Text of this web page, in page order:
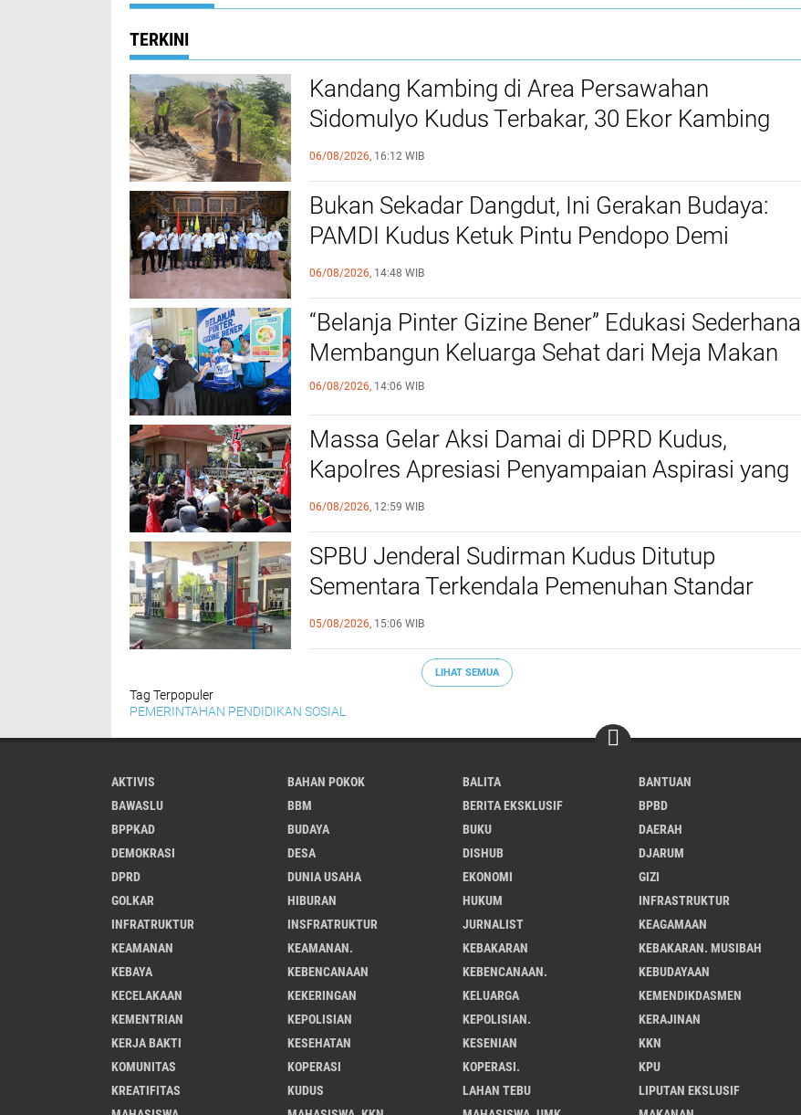
TERKINI
Kandang Kambing di Area Persawahan
Sidomulyo Kudus Terbakar, 30 Ekor Kambing
Mati
06/08/2026, 16:12 WIB
Bukan Sekadar Dangdut, Ini Gerakan Budaya:
PAMDI Kudus Ketuk Pintu Pendopo Demi
Seniman dan PAD Daerah
06/08/2026, 14:48 WIB
“Belanja Pinter Gizine Bener” Edukasi Sederhana
Membangun Keluarga Sehat dari Meja Makan
06/08/2026, 14:06 WIB
Massa Gelar Aksi Damai di DPRD Kudus,
Kapolres Apresiasi Penyampaian Aspirasi yang
Tertib
06/08/2026, 12:59 WIB
SPBU Jenderal Sudirman Kudus Ditutup
Sementara Terkendala Pemenuhan Standar
Program Pasti Pas
05/08/2026, 15:06 WIB
LIHAT SEMUA
Tag Terpopuler
PEMERINTAHAN PENDIDIKAN SOSIAL
AKTIVIS BAHAN POKOK BALITA
BANTUAN
BAWASLU
BBM BERITA EKSKLUSIF
BPBD
BPPKAD
BUDAYA BUKU
DAERAH
DEMOKRASI
DESA DISHUB
DJARUM
DPRD
DUNIA USAHA EKONOMI
GIZI
GOLKAR
HIBURAN HUKUM
INFRASTRUKTUR
INFRATRUKTUR
INSFRATRUKTUR JURNALIST
KEAGAMAAN
KEAMANAN
KEAMANAN. KEBAKARAN
KEBAKARAN. MUSIBAH
KEBAYA
KEBENCANAAN KEBENCANAAN.
KEBUDAYAAN
KECELAKAAN
KEKERINGAN KELUARGA
KEMENDIKDASMEN
KEMENTRIAN
KEPOLISIAN KEPOLISIAN.
KERAJINAN
KERJA BAKTI
KESEHATAN KESENIAN
KKN
KOMUNITAS
KOPERASI KOPERASI.
KPU
KREATIFITAS
KUDUS LAHAN TEBU
LIPUTAN EKSLUSIF